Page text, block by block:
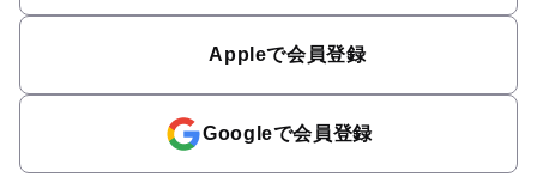
Appleで会員登録
Googleで会員登録